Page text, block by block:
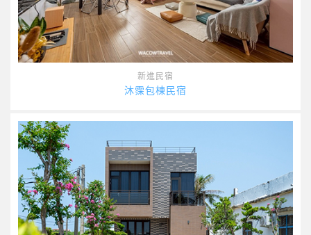
新進民宿
沐霂包棟民宿